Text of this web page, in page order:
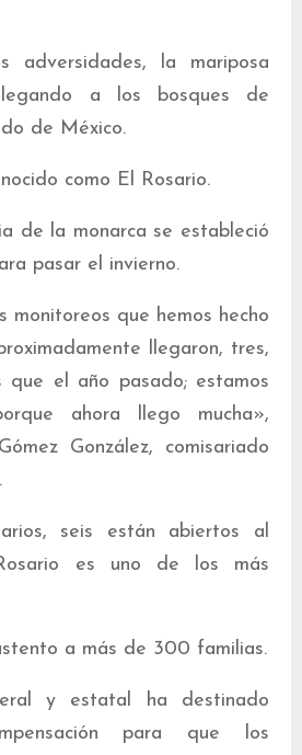
la mariposa
a los bosques de
de México.
como El Rosario.
de la monarca se estableció
pasar el invierno.
monitoreos que hemos hecho
llegaron, tres,
que el año pasado; estamos
ahora llego mucha»,
González, comisariado
seis están abiertos al
es uno de los más
a más de 300 familias.
y estatal ha destinado
para que los